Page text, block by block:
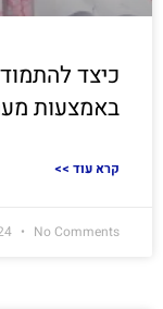
כיצד
באמצעות
<< קרא עוד
No Comments